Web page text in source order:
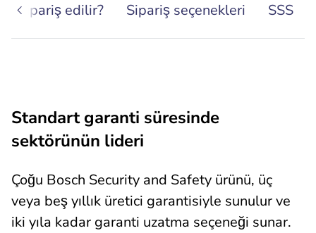
sipariş edilir? Sipariş seçenekleri SSS
Standart garanti süresinde
sektörünün lideri
Çoğu Bosch Security and Safety ürünü, üç
veya beş yıllık üretici garantisiyle sunulur ve
iki yıla kadar garanti uzatma seçeneği sunar.